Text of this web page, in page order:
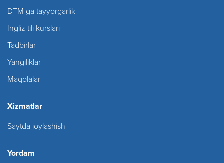
DTM ga tayyorgarlik
Ingliz tili kurslari
Tadbirlar
Yangiliklar
Maqolalar
Xizmatlar
Saytda joylashish
Yordam